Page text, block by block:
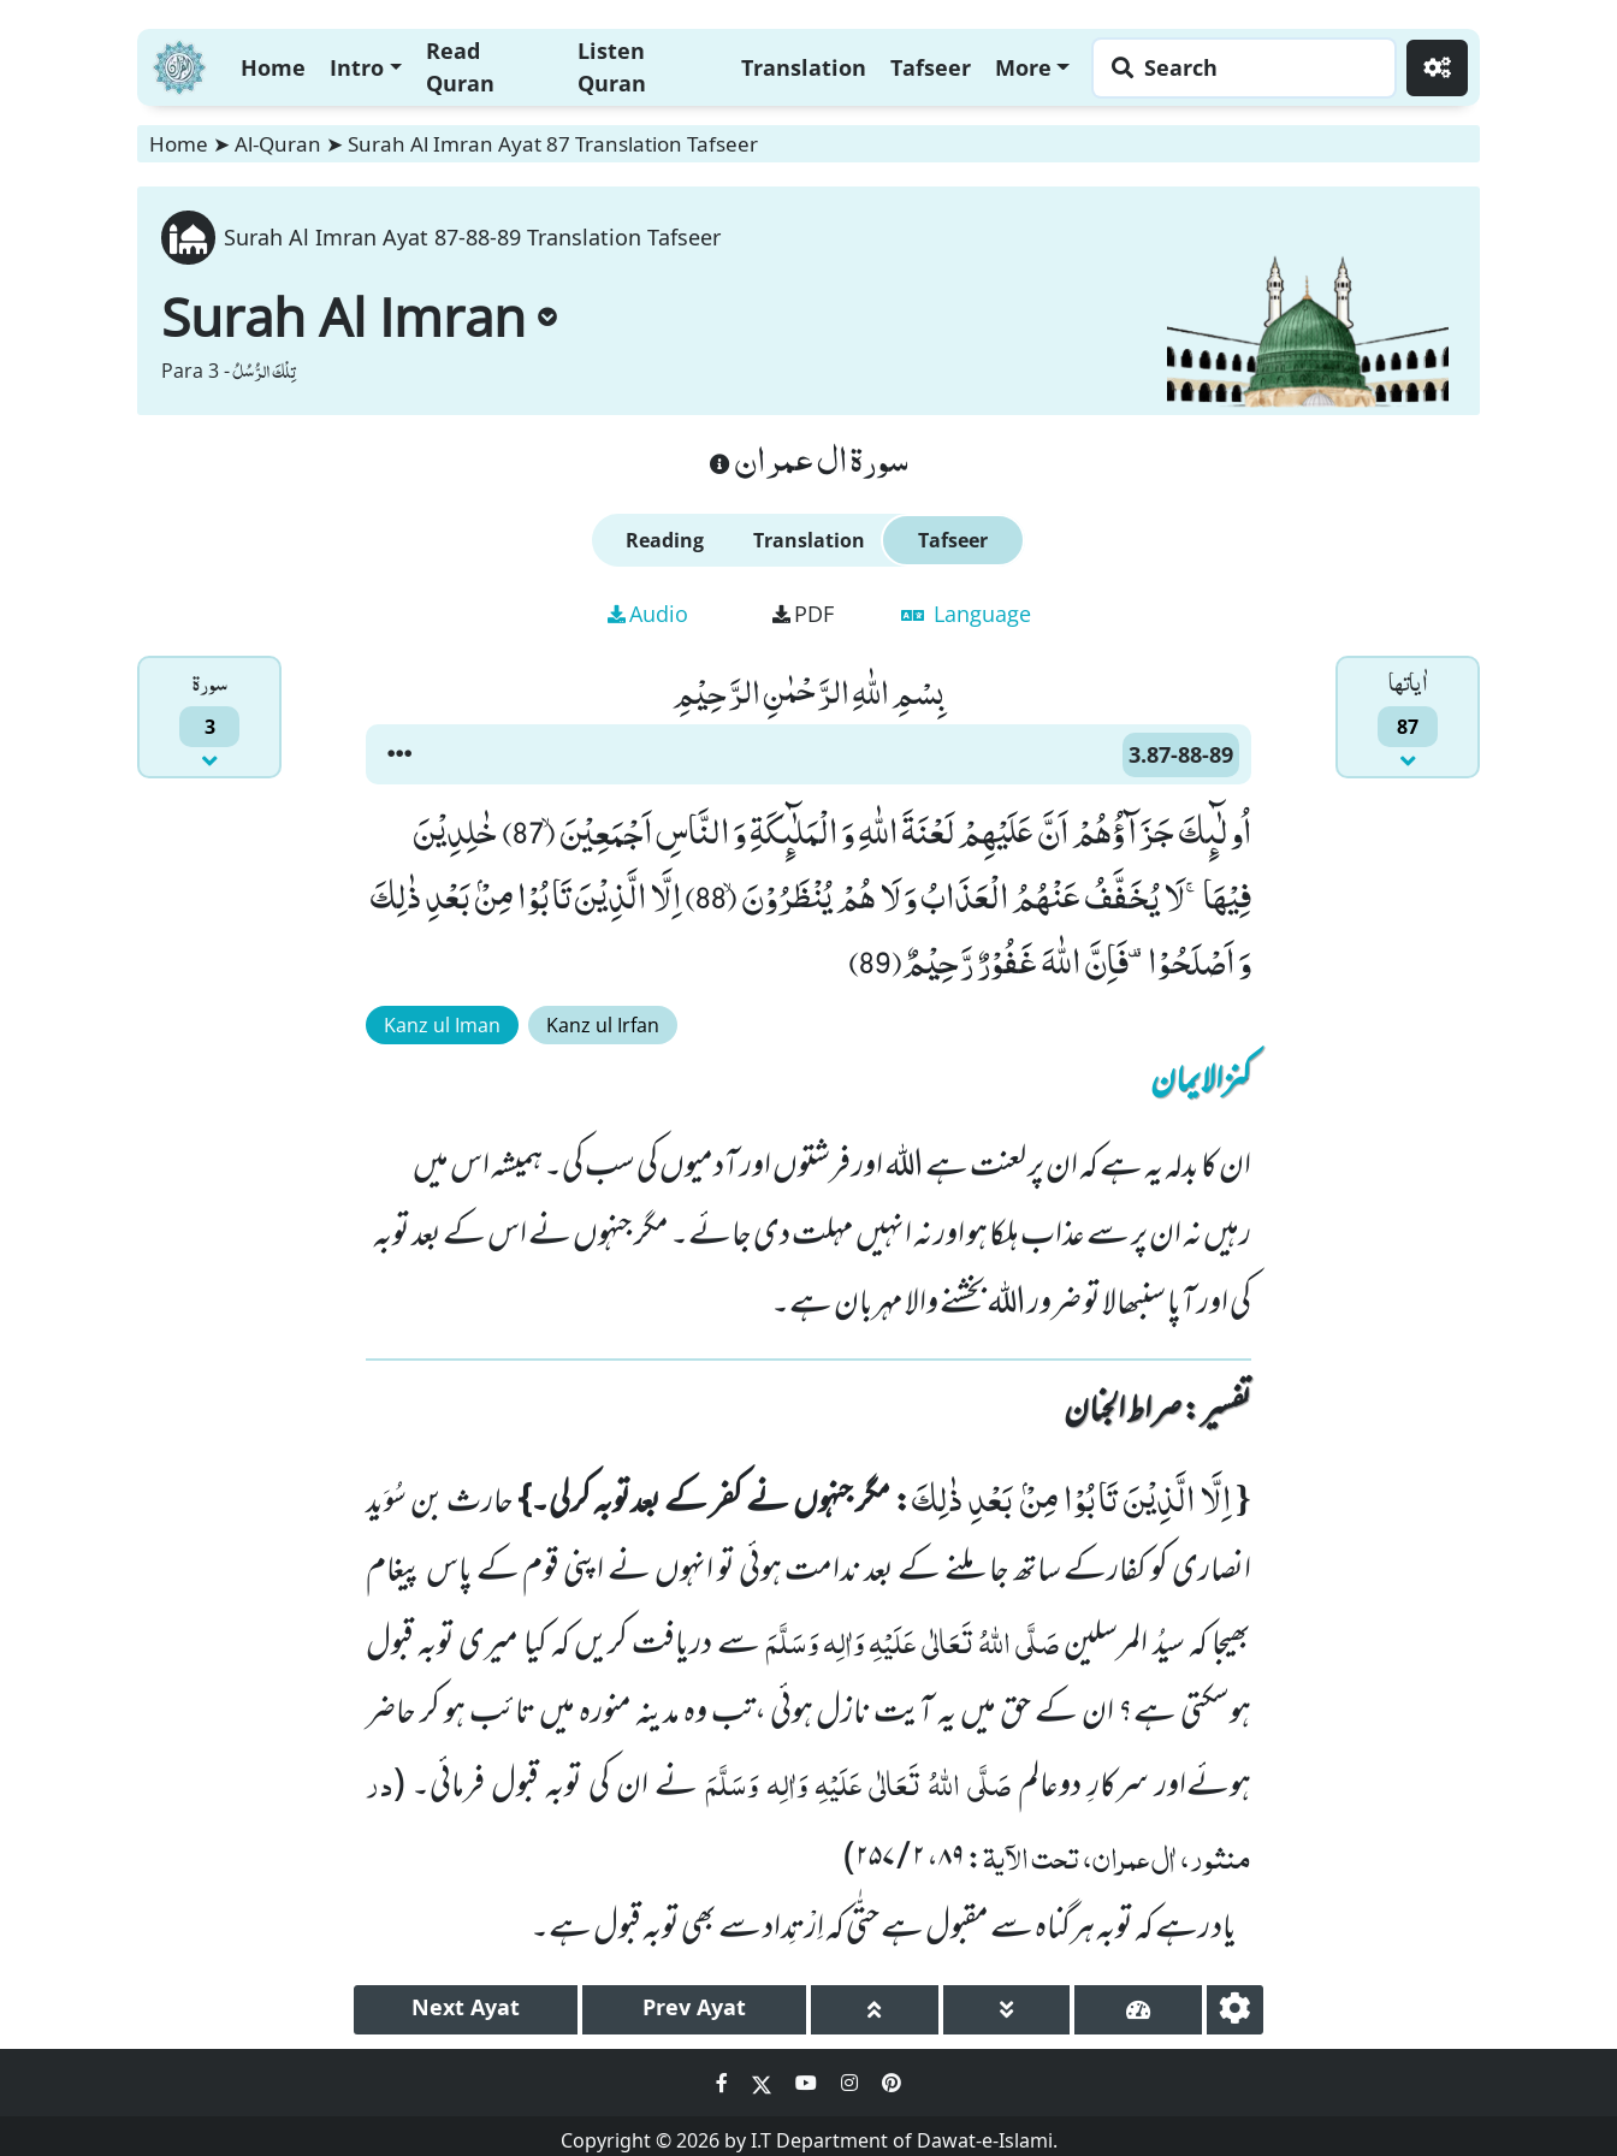
Home Intro
Read
Quran
Listen
Quran
Translation Tafseer More Search
Home ➤ Al-Quran ➤ Surah Al Imran Ayat 87 Translation Tafseer
Surah Al Imran Ayat 87-88-89 Translation Tafseer
Surah Al Imran
Para 3 -تِلْكَ الرُّسُلُ
سورة ال عمران
Reading Translation Tafseer
Audio PDF Language
سورۃ
3
اٰياتها
87
بِسْمِ اللّٰهِ الرَّحْمٰنِ الرَّحِیْمِ
3.87-88-89
اُولٰٓىٕكَ جَزَآؤُهُمْ اَنَّ عَلَیْهِمْ لَعْنَةَ اللّٰهِ وَ الْمَلٰٓىٕكَةِ وَ النَّاسِ اَجْمَعِیْنَۙ (87) خٰلِدِیْنَ
فِیْهَاۚ-لَا یُخَفَّفُ عَنْهُمُ الْعَذَابُ وَ لَا هُمْ یُنْظَرُوْنَۙ (88) اِلَّا الَّذِیْنَ تَابُوْا مِنْۢ بَعْدِ ذٰلِكَ
وَ اَصْلَحُوْا۫-فَاِنَّ اللّٰهَ غَفُوْرٌ رَّحِیْمٌ(89)
Kanz ul Iman Kanz ul Irfan
کنزالایمان
ان کا بدلہ یہ ہے کہ ان پر لعنت ہے اللہ اور فرشتوں اور آدمیوں کی سب کی۔ ہمیشہ اس میں
رہیں نہ ان پر سے عذاب ہلکا ہو اور نہ انہیں مہلت دی جائے۔ مگر جنہوں نے اس کے بعد توبہ
کی اور آپا سنبھالا تو ضرور اللہ بخشنے والا مہربان ہے۔
تفسیر : ‎صراط الجنان
{اِلَّا الَّذِیْنَ تَابُوْا مِنْۢ بَعْدِ ذٰلِكَ: مگر جنہوں نے کفر کے بعدتوبہ کرلی۔}حارث بن سُوَید
انصاری کو کفارکے ساتھجاملنے کے بعد ندامت ہوئی تو انہوں نے اپنی قوم کے پاس پیغام
بھیجا کہ سیدُ المرسلینصَلَّی اللہُ تَعَالٰی عَلَیْہِ وَاٰلِہ وَسَلَّمَسے دریافتکریں کہ کیا میری توبہ قبول
ہوسکتی ہے؟ ان کے حق میں یہ آیت نازل ہوئی ،تب وہ مدینہ منورہ میں تائب ہو کر حاضر
ہوئےاور سرکارِ دوعالمصَلَّی اللہُ تَعَالٰی عَلَیْہِ وَاٰلِہ وَسَلَّمَنے ان کی توبہ قبول فرمائی۔(در
منثور، اٰل عمران، تحت الآیۃ: ۸۹، ۲ / ۲۵۷)
یاد رہے کہ توبہ ہرگناہ سے مقبول ہے حتّٰی کہ اِرْتِداد سے بھی توبہ قبول ہے۔
Next Ayat Prev Ayat
Copyright © 2026 by I.T Department of Dawat-e-Islami.